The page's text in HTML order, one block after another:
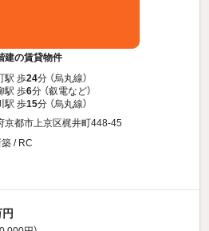
建の賃貸物件
駅 歩24分 （烏丸線）
駅 歩6分 （叡電など）
駅 歩15分 （烏丸線）
京都市上京区梶井町448-45
/ RC